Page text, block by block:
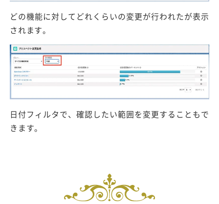
どの機能に対してどれくらいの変更が行われたが表示
されます。
日付フィルタで、確認したい範囲を変更することもで
きます。